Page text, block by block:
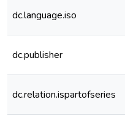
dc.language.iso
dc.publisher
dc.relation.ispartofseries